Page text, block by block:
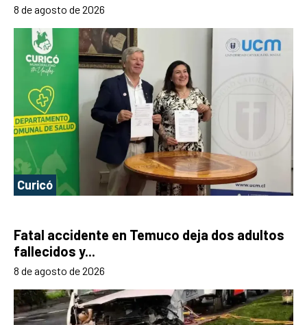
8 de agosto de 2026
Curicó
Fatal accidente en Temuco deja dos adultos
fallecidos y...
8 de agosto de 2026